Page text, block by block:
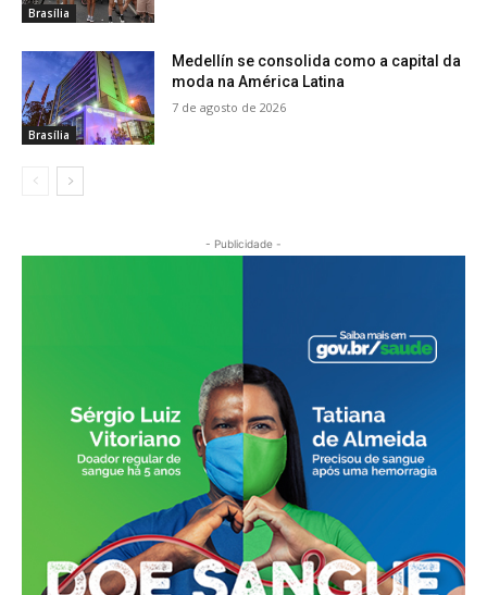
Brasília
Brasília
Medellín se consolida como a capital da
moda na América Latina
7 de agosto de 2026
- Publicidade -